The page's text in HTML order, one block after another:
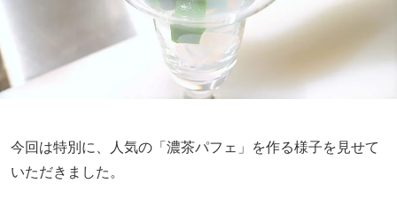
今回は特別に、人気の「濃茶パフェ」を作る様子を見せて
いただきました。